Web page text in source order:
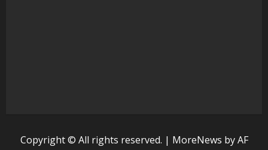
Copyright © All rights reserved. | MoreNews by AF